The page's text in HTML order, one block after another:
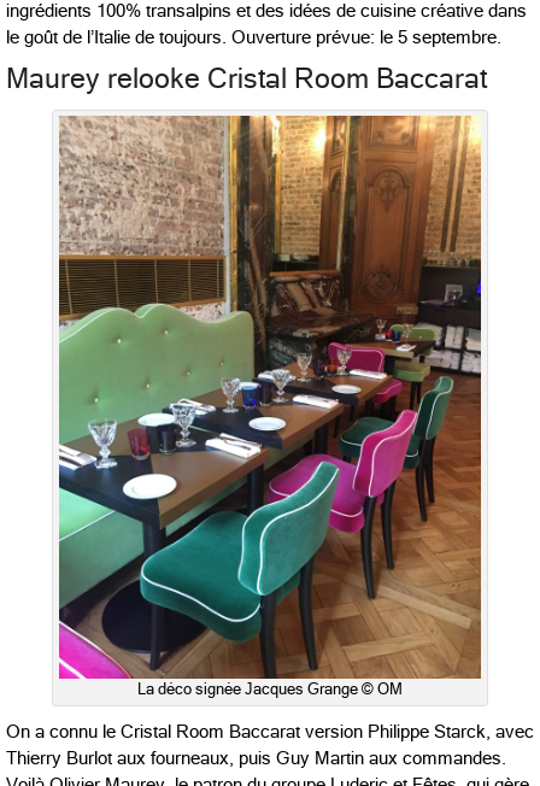
ingrédients 100% transalpins et des idées de cuisine créative dans
le goût de l’Italie de toujours. Ouverture prévue: le 5 septembre.
Maurey relooke Cristal Room Baccarat
La déco signée Jacques Grange © OM
On a connu le Cristal Room Baccarat version Philippe Starck, avec
Thierry Burlot aux fourneaux, puis Guy Martin aux commandes.